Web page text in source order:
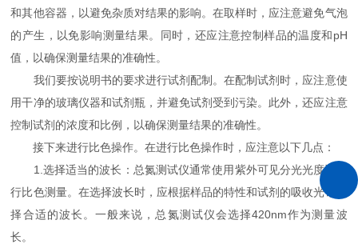
和其他容器，以避免杂质对结果的影响。在取样时，应注意避免气泡
的产生，以免影响测量结果。同时，还应注意控制样品的温度和pH
值，以确保测量结果的准确性。
我们要按说明书的要求进行试剂配制。在配制试剂时，应注意使
用干净的玻璃仪器和试剂瓶，并避免试剂受到污染。此外，还应注意
控制试剂的浓度和比例，以确保测量结果的准确性。
接下来进行比色操作。在进行比色操作时，应注意以下几点：
1.选择适当的波长：总氮测试仪通常使用紫外可见分光光度计进
行比色测量。在选择波长时，应根据样品的特性和试剂的吸收光谱选
择合适的波长。一般来说，总氮测试仪会选择420nm作为测量波
长。